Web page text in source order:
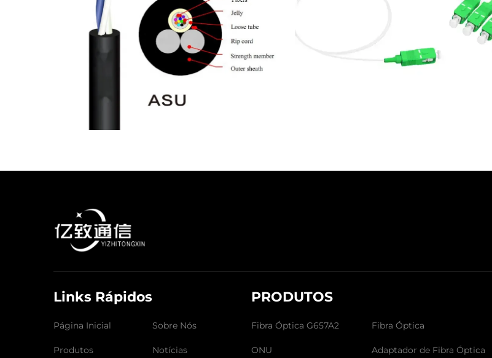
Links Rápidos
Página Inicial Sobre Nós
Produtos Notícias
PRODUTOS
Fibra Óptica G657A2 Fibra Óptica
ONU Adaptador de Fibra Óptica